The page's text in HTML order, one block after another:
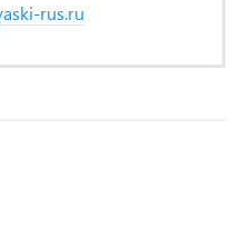
rus.ru